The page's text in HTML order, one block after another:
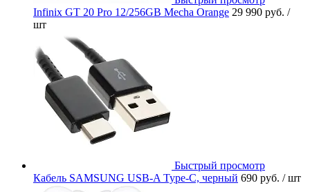
Infinix GT 20 Pro 12/256GB Mecha Orange 29 990 руб. /
шт
Быстрый просмотр
Кабель SAMSUNG USB-A Type-C, черный 690 руб. / шт